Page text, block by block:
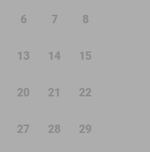
6 7 8
13 14 15
20 21 22
27 28 29